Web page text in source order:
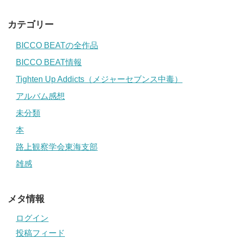
カテゴリー
BICCO BEATの全作品
BICCO BEAT情報
Tighten Up Addicts（メジャーセブンス中毒）
アルバム感想
未分類
本
路上観察学会東海支部
雑感
メタ情報
ログイン
投稿フィード